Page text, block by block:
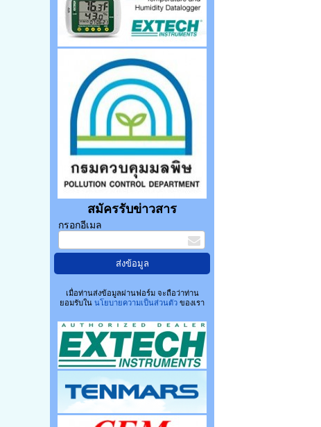
สมัครรับข่าวสาร
กรอกอีเมล
เมื่อท่านส่งข้อมูลผ่านฟอร์ม จะถือว่าท่าน
ยอมรับใน นโยบายความเป็นส่วนตัวของเรา